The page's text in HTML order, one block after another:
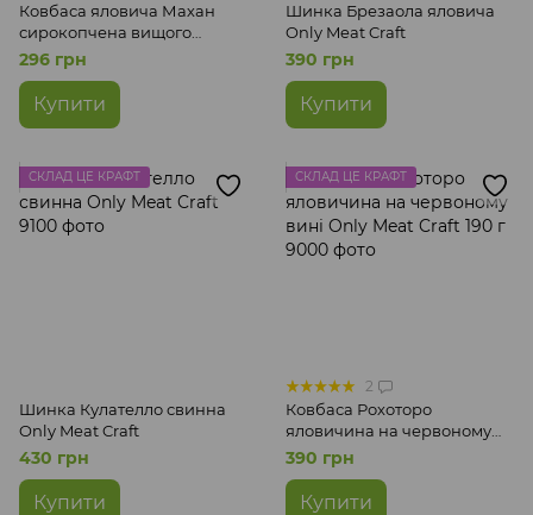
Ковбаса яловича Махан
сирокопчена вищого
ґатунку Закарпатські
ковбаси
296 грн
Купити
Шинка Брезаола яловича
Only Meat Craft
390 грн
Купити
СКЛАД ЦЕ КРАФТ
Шинка Кулателло свинна
Only Meat Craft
430 грн
Купити
СКЛАД ЦЕ КРАФТ
2
Ковбаса Рохоторо
яловичина на червоному
вині Only Meat Craft 190 г
390 грн
Купити